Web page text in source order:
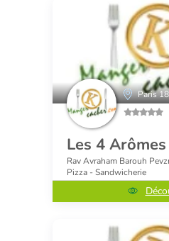
Paris
Les 4 Arômes
Rav Avraham Barouh
Pizza - Sandwicherie